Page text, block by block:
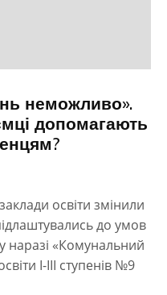
неможливо».
допомагають
освіти змінили
до умов
наразі «Комунальний
І-ІІІ ступенів №9